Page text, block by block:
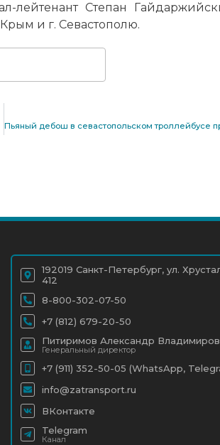
лейтенант Степан
и г. Севастополю.
192019 Санкт-Петербург, ул.
412
8-800-302-07-50
+7 (812) 679-20-50
Питиримов Александр
Генеральный директор
+7 (911) 352-50-05 (WhatsApp,
info@zatransport.ru
ВКонтакте
Telegram
Канал